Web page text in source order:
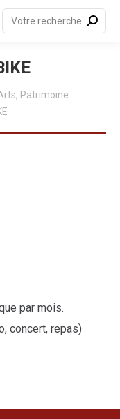
Recherche
:
Patrimoine
par mois.
concert, repas)